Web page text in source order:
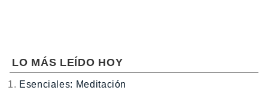
LO MÁS LEÍDO HOY
Esenciales: Meditación